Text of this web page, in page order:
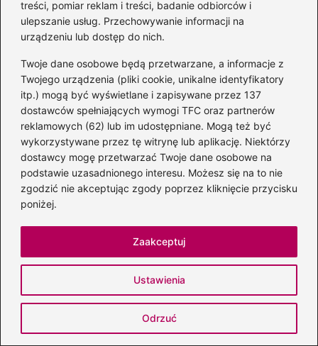
treści, pomiar reklam i treści, badanie odbiorców i
ulepszanie usług. Przechowywanie informacji na
urządzeniu lub dostęp do nich.
Twoje dane osobowe będą przetwarzane, a informacje z
Twojego urządzenia (pliki cookie, unikalne identyfikatory
itp.) mogą być wyświetlane i zapisywane przez 137
dostawców spełniających wymogi TFC oraz partnerów
reklamowych (62) lub im udostępniane. Mogą też być
wykorzystywane przez tę witrynę lub aplikację. Niektórzy
dostawcy mogę przetwarzać Twoje dane osobowe na
podstawie uzasadnionego interesu. Możesz się na to nie
zgodzić nie akceptując zgody poprzez kliknięcie przycisku
poniżej.
Ustawienia
Odrzuć
Zaakceptuj
Nazwa*
Adres email*
Witryna internetowa
Zapamiętaj moje dane w tej przeglądarce
podczas pisania kolejnych komentarzy.